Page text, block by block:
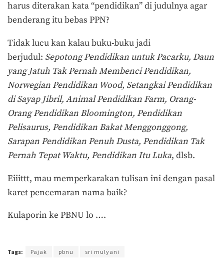
harus diterakan kata “pendidikan” di judulnya agar
benderang itu bebas PPN?
Tidak lucu kan kalau buku-buku jadi
berjudul: Sepotong Pendidikan untuk Pacarku, Daun
yang Jatuh Tak Pernah Membenci Pendidikan,
Norwegian Pendidikan Wood, Setangkai Pendidikan
di Sayap Jibril, Animal Pendidikan Farm, Orang-
Orang Pendidikan Bloomington, Pendidikan
Pelisaurus, Pendidikan Bakat Menggonggong,
Sarapan Pendidikan Penuh Dusta, Pendidikan Tak
Pernah Tepat Waktu, Pendidikan Itu Luka, dlsb.
Eiiittt, mau memperkarakan tulisan ini dengan pasal
karet pencemaran nama baik?
Kulaporin ke PBNU lo ….
Tags: Pajak pbnu sri mulyani